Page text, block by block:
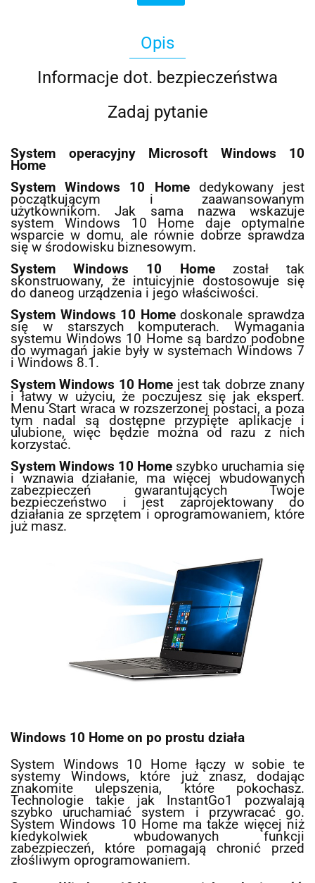
Opis
Informacje dot. bezpieczeństwa
Zadaj pytanie
System operacyjny Microsoft Windows 10
Home
System Windows 10 Home dedykowany jest
początkującym i zaawansowanym
użytkownikom. Jak sama nazwa wskazuje
system Windows 10 Home daje optymalne
wsparcie w domu, ale równie dobrze sprawdza
się w środowisku biznesowym.
System Windows 10 Homezostał tak
skonstruowany, że intuicyjnie dostosowuje się
do daneog urządzenia i jego właściwości.
System Windows 10 Homedoskonale sprawdza
się w starszych komputerach. Wymagania
systemu Windows 10 Home są bardzo podobne
do wymagań jakie były w systemach Windows 7
i Windows 8.1.
System Windows 10 Home jest tak dobrze znany
i łatwy w użyciu, że poczujesz się jak ekspert.
Menu Start wraca w rozszerzonej postaci, a poza
tym nadal są dostępne przypięte aplikacje i
ulubione, więc będzie można od razu z nich
korzystać.
System Windows 10 Home szybko uruchamia się
i wznawia działanie, ma więcej wbudowanych
zabezpieczeń gwarantujących Twoje
bezpieczeństwo i jest zaprojektowany do
działania ze sprzętem i oprogramowaniem, które
już masz.
Windows 10 Home on po prostu działa
System Windows 10 Home łączy w sobie te
systemy Windows, które już znasz, dodając
znakomite ulepszenia, które pokochasz.
Technologie takie jak InstantGo1 pozwalają
szybko uruchamiać system i przywracać go.
System Windows 10 Home ma także więcej niż
kiedykolwiek wbudowanych funkcji
zabezpieczeń, które pomagają chronić przed
złośliwym oprogramowaniem.